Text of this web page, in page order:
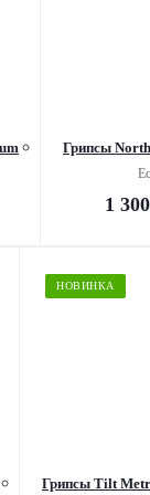
Грипсы
1 300
НОВИНКА
Грипсы Tilt